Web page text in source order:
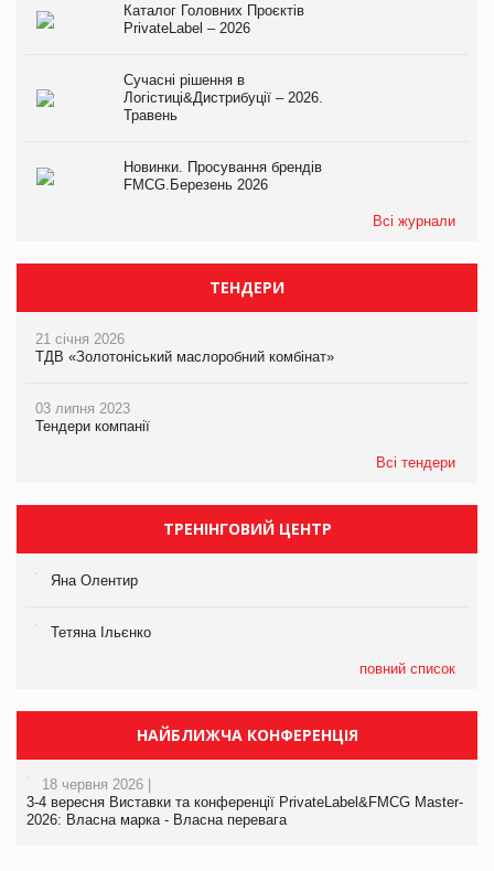
Каталог Головних Проєктів
PrivateLabel – 2026
Сучасні рішення в
Логістиці&Дистрибуції – 2026.
Травень
Новинки. Просування брендів
FMCG.Березень 2026
Всі журнали
ТЕНДЕРИ
21 січня 2026
ТДВ «Золотоніський маслоробний комбінат»
03 липня 2023
Тендери компанії
Всі тендери
ТРЕНІНГОВИЙ ЦЕНТР
Яна Олентир
Тетяна Ільєнко
повний список
НАЙБЛИЖЧА КОНФЕРЕНЦІЯ
18 червня 2026 |
3-4 вересня Виставки та конференції PrivateLabel&FMCG Master-
2026: Власна марка - Власна перевага